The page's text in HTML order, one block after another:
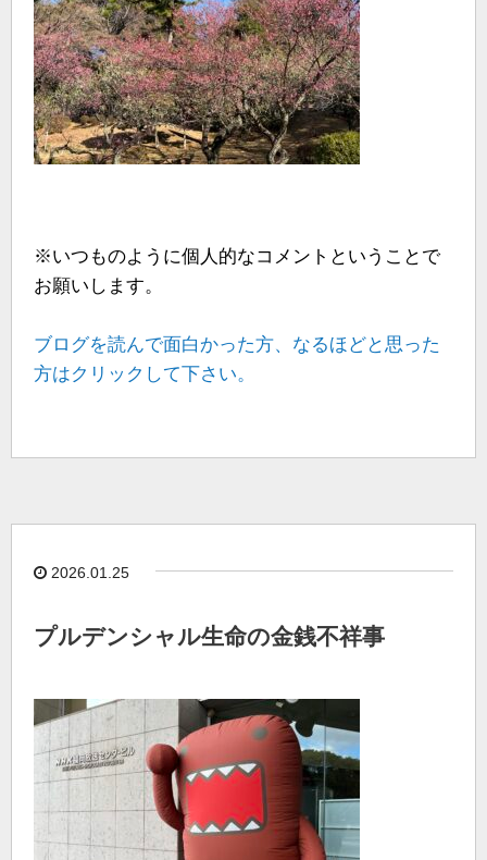
※いつものように個人的なコメントということで
お願いします。
ブログを読んで面白かった方、なるほどと思った
方はクリックして下さい。
2026.01.25
プルデンシャル生命の金銭不祥事